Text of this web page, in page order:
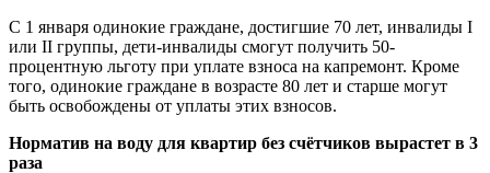
С 1 января одинокие граждане, достигшие 70 лет, инвалиды I
или II группы, дети-инвалиды смогут получить 50-
процентную льготу при уплате взноса на капремонт. Кроме
того, одинокие граждане в возрасте 80 лет и старше могут
быть освобождены от уплаты этих взносов.
Норматив на воду для квартир без счётчиков вырастет в 3
раза